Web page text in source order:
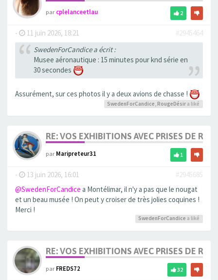
parcplelanceetlau 2
- 11 juin 2026, 18:21
#2945464
SwedenForCandice a écrit :
Musee aéronautique : 15 minutes pour knd série en
30 secondes
Assurément, sur ces photos il y a deux avions de chasse !
SwedenForCandice RougeDésir a liké
RE: VOS EXHIBITIONS AVEC PRISES DE
parMaripreteur31 1
- 13 juin 2026, 16:01
#2945685
@SwedenForCandice a Montélimar, il n'y a pas que le nougat
et un beau musée ! On peut y croiser de très jolies coquines !
Merci !
SwedenForCandice a liké
RE: VOS EXHIBITIONS AVEC PRISES DE
parFREDS72 32